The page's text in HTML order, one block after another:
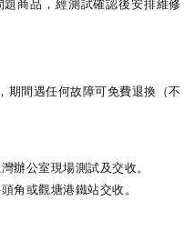
商品，經測試確認後安排維修
期間遇任何故障可免費退換（不
辦公室現場測試及交收。
角或觀塘港鐵站交收。